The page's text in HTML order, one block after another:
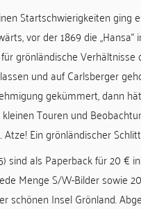
Startschwierigkeiten ging
vor der 1869 die
grönländische
und auf Carlsberger
gekümmert, dann
Touren und
Atze! Ein grönländischer
sind als Paperback für 20 €
Menge S/W-Bilder sowie
schönen Insel Grönland.